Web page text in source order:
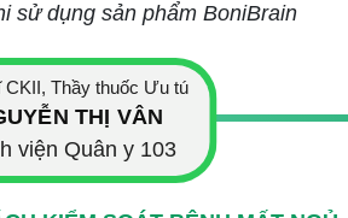
sử dụng sản phẩm BoniBrain
CKII, Thầy thuốc Ưu tú
THỊ VÂN
viện Quân y 103